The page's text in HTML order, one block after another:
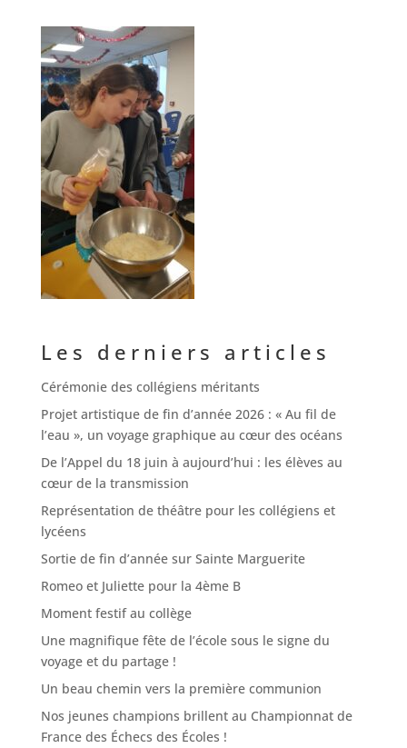
Les derniers articles
Cérémonie des collégiens méritants
Projet artistique de fin d’année 2026 : « Au fil de
l’eau », un voyage graphique au cœur des océans
De l’Appel du 18 juin à aujourd’hui : les élèves au
cœur de la transmission
Représentation de théâtre pour les collégiens et
lycéens
Sortie de fin d’année sur Sainte Marguerite
Romeo et Juliette pour la 4ème B
Moment festif au collège
Une magnifique fête de l’école sous le signe du
voyage et du partage !
Un beau chemin vers la première communion
Nos jeunes champions brillent au Championnat de
France des Échecs des Écoles !